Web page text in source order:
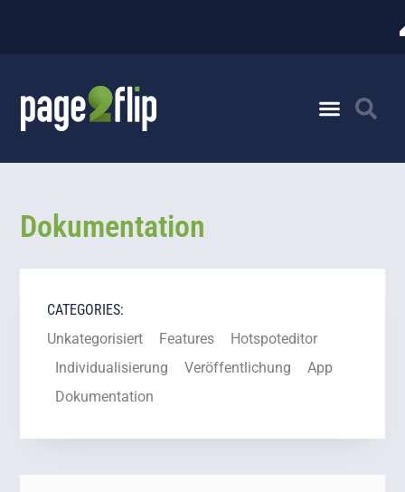
Dokumentation
CATEGORIES:
Unkategorisiert
Features
Hotspoteditor
Individualisierung
Veröffentlichung
App
Dokumentation